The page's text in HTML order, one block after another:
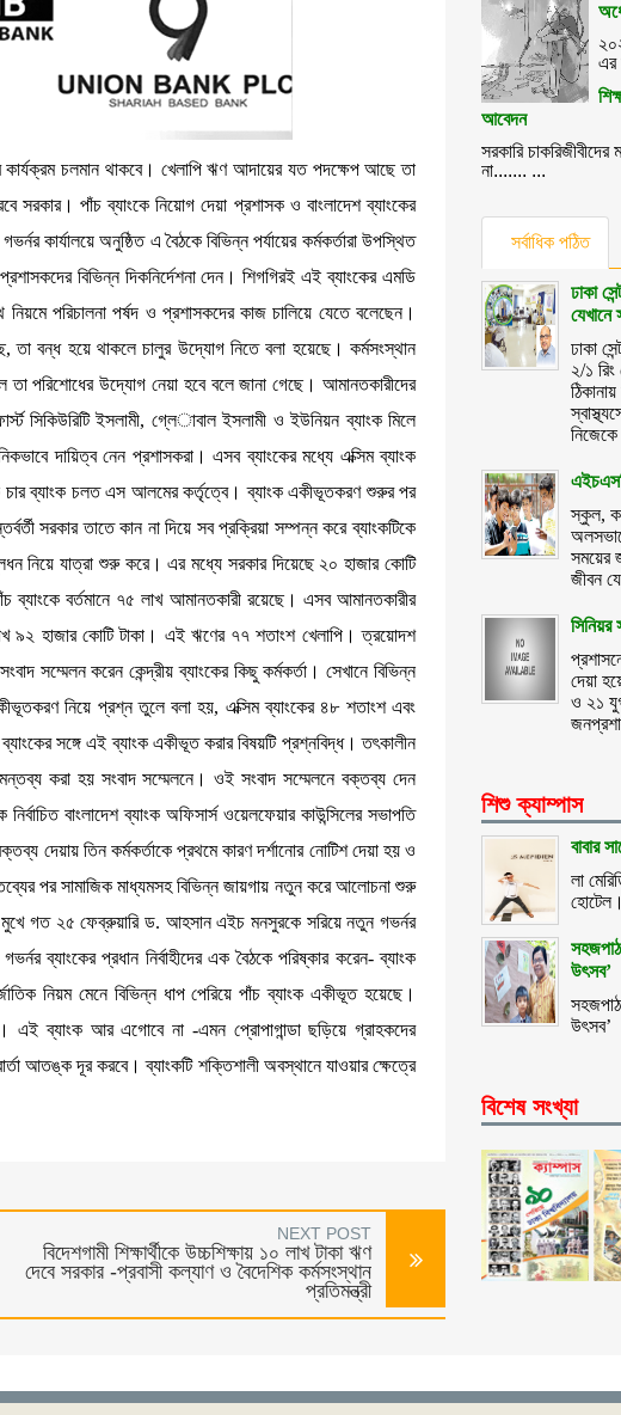
কার্যক্রম চলমান থাকবে। খেলাপি ঋণ আদায়ের যত পদক্ষেপ আছে তা
সরকার। পাঁচ ব্যাংকে নিয়োগ দেয়া প্রশাসক ও বাংলাদেশ ব্যাংকের
কার্যালয়ে অনুষ্ঠিত এ বৈঠকে বিভিন্ন পর্যায়ের কর্মকর্তারা উপস্থিত
বিভিন্ন দিকনির্দেশনা দেন। শিগগিরই এই ব্যাংকের এমডি
পরিচালনা পর্ষদ ও প্রশাসকদের কাজ চালিয়ে যেতে বলেছেন।
তা বন্ধ হয়ে থাকলে চালুর উদ্যোগ নিতে বলা হয়েছে। কর্মসংস্থান
তা পরিশোধের উদ্যোগ নেয়া হবে বলে জানা গেছে। আমানতকারীদের
সিকিউরিটি ইসলামী, গ্লে­াবাল ইসলামী ও ইউনিয়ন ব্যাংক মিলে
দায়িত্ব নেন প্রশাসকরা। এসব ব্যাংকের মধ্যে এক্সিম ব্যাংক
চার ব্যাংক চলত এস আলমের কর্তৃত্বে। ব্যাংক একীভূতকরণ শুরুর পর
সরকার তাতে কান না দিয়ে সব প্রক্রিয়া সম্পন্ন করে ব্যাংকটিকে
নিয়ে যাত্রা শুরু করে। এর মধ্যে সরকার দিয়েছে ২০ হাজার কোটি
ব্যাংকে বর্তমানে ৭৫ লাখ আমানতকারী রয়েছে। এসব আমানতকারীর
৯২ হাজার কোটি টাকা। এই ঋণের ৭৭ শতাংশ খেলাপি। ত্রয়োদশ
সম্মেলন করেন কেন্দ্রীয় ব্যাংকের কিছু কর্মকর্তা। সেখানে বিভিন্ন
নিয়ে প্রশ্ন তুলে বলা হয়, এক্সিম ব্যাংকের ৪৮ শতাংশ এবং
সঙ্গে এই ব্যাংক একীভূত করার বিষয়টি প্রশ্নবিদ্ধ। তৎকালীন
করা হয় সংবাদ সম্মেলনে। ওই সংবাদ সম্মেলনে বক্তব্য দেন
বাংলাদেশ ব্যাংক অফিসার্স ওয়েলফেয়ার কাউন্সিলের সভাপতি
দেয়ায় তিন কর্মকর্তাকে প্রথমে কারণ দর্শানোর নোটিশ দেয়া হয় ও
পর সামাজিক মাধ্যমসহ বিভিন্ন জায়গায় নতুন করে আলোচনা শুরু
গত ২৫ ফেব্রুয়ারি ড. আহসান এইচ মনসুরকে সরিয়ে নতুন গভর্নর
প্রধান নির্বাহীদের এক বৈঠকে পরিষ্কার করেন- ব্যাংক
নিয়ম মেনে বিভিন্ন ধাপ পেরিয়ে পাঁচ ব্যাংক একীভূত হয়েছে।
এই ব্যাংক আর এগোবে না -এমন প্রোপাগান্ডা ছড়িয়ে গ্রাহকদের
আতঙ্ক দূর করবে। ব্যাংকটি শক্তিশালী অবস্থানে যাওয়ার ক্ষেত্রে
NEXT POST
বিদেশগামী শিক্ষার্থীকে উচ্চশিক্ষায় ১০ লাখ টাকা ঋণ
দেবে সরকার -প্রবাসী কল্যাণ ও বৈদেশিক কর্মসংস্থান
প্রতিমন্ত্রী
এর
আবেদন
সরকারি
না....... ...
সর্বাধিক পঠিত
ঢাকা
ঢাকা
২/১
স্কুল,
সময়ের
জীবন
সিনিয়র
দেয়া
ও ২১
শিশু ক্যাম্পাস
বাবার
লা
উৎসব’
উৎসব’
বিশেষ সংখ্যা